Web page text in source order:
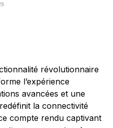
révolutionnaire
l’expérience
avancées et une
redéfinit la connectivité
compte rendu captivant